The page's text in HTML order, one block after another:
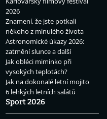
2026
Znamení, že jste potkali
někoho z minulého života
Astronomické úkazy 2026:
zatmění slunce a další
Jak obléci miminko při
vysokých teplotách?
Jak na dokonalé letní mojito
6 lehkých letních salátů
Sport 2026